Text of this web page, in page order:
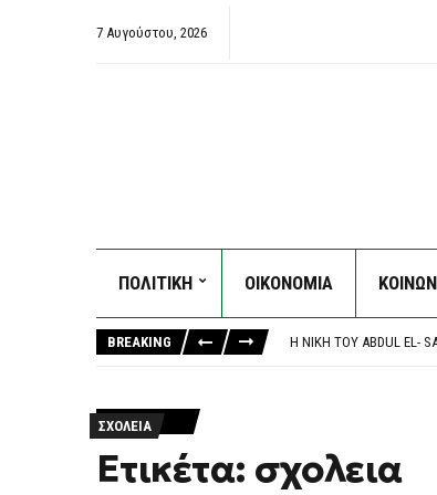
7 Αυγούστου, 2026
ΠΟΛΙΤΙΚΗ ΟΙΚΟΝΟΜΙΑ
BREAKING
ΤΡΑΓΩΔΊΑ ΣΤΗ
Η ΝΊΚΗ ΤΟΥ ABDUL EL-
ΣΧΟΛΕΙΑ
Ετικέτα: σχολεια